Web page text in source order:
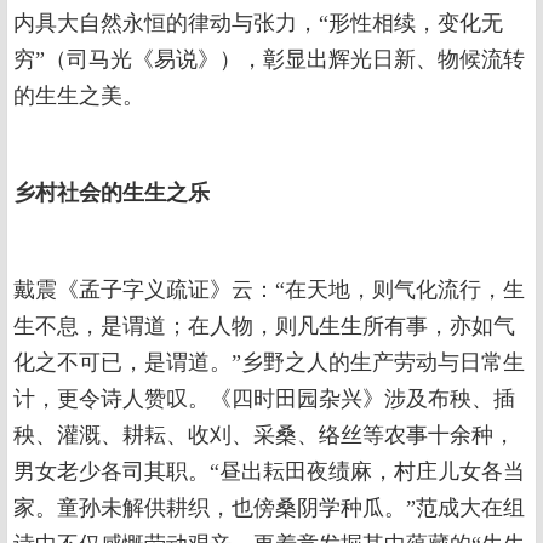
内具大自然永恒的律动与张力，“形性相续，变化无
穷”（司马光《易说》），彰显出辉光日新、物候流转
的生生之美。
乡村社会的生生之乐
戴震《孟子字义疏证》云：“在天地，则气化流行，生
生不息，是谓道；在人物，则凡生生所有事，亦如气
化之不可已，是谓道。”乡野之人的生产劳动与日常生
计，更令诗人赞叹。《四时田园杂兴》涉及布秧、插
秧、灌溉、耕耘、收刈、采桑、络丝等农事十余种，
男女老少各司其职。“昼出耘田夜绩麻，村庄儿女各当
家。童孙未解供耕织，也傍桑阴学种瓜。”范成大在组